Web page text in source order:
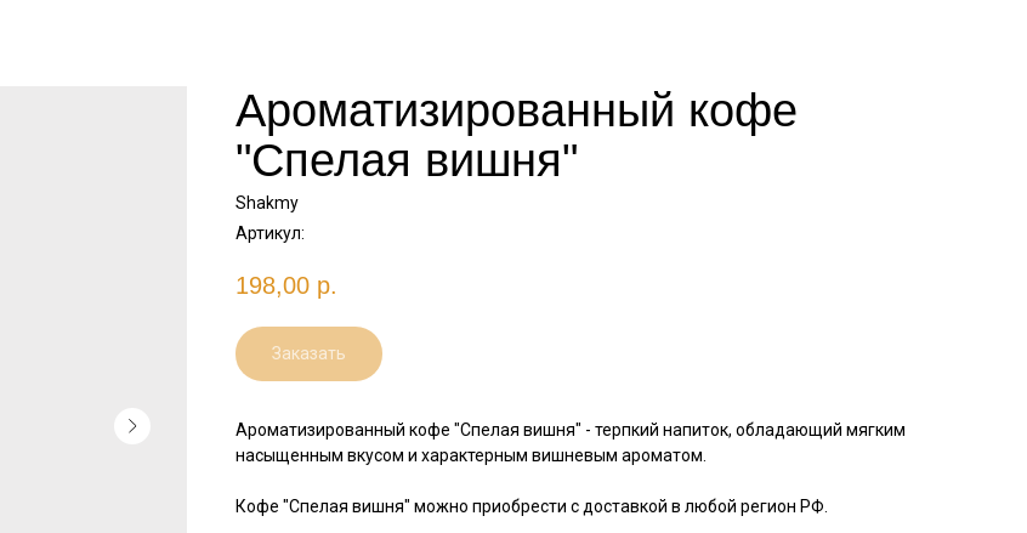
Ароматизированный кофе
"Спелая вишня"
Shakmy
Артикул:
198,00 р.
Заказать
Ароматизированный кофе "Спелая вишня" - терпкий напиток, обладающий мягким
насыщенным вкусом и характерным вишневым ароматом.
Кофе "Спелая вишня" можно приобрести с доставкой в любой регион РФ.